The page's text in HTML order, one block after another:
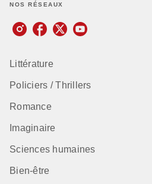
NOS RÉSEAUX
Littérature
Policiers / Thrillers
Romance
Imaginaire
Sciences humaines
Bien-être